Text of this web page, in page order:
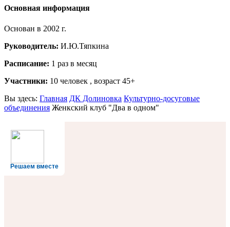
Основная информация
Основан в 2002 г.
Руководитель: И.Ю.Тяпкина
Расписание: 1 раз в месяц
Участники: 10 человек , возраст 45+
Вы здесь: Главная ДК Долиновка Культурно-досуговые
объединения Женкский клуб "Два в одном"
Решаем вместе